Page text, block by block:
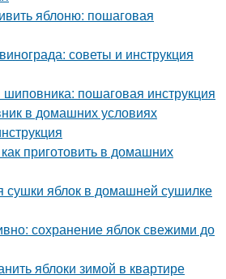
яблоню: пошаговая
советы и инструкция
пошаговая инструкция
в домашних условиях
приготовить в домашних
сушки яблок в домашней сушилке
сохранение яблок свежими до
яблоки зимой в квартире